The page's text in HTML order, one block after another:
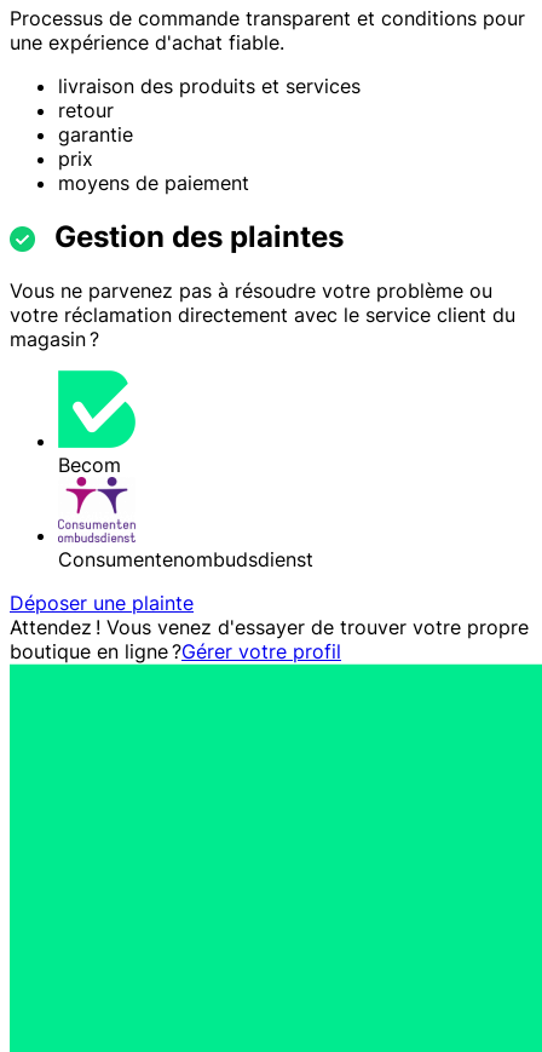
Processus de commande transparent et conditions pour
une expérience d'achat fiable.
livraison des produits et services
retour
garantie
prix
moyens de paiement
Gestion des plaintes
Vous ne parvenez pas à résoudre votre problème ou
votre réclamation directement avec le service client du
magasin ?
Becom
Consumentenombudsdienst
Déposer une plainte
Attendez ! Vous venez d'essayer de trouver votre propre
boutique en ligne ?Gérer votre profil